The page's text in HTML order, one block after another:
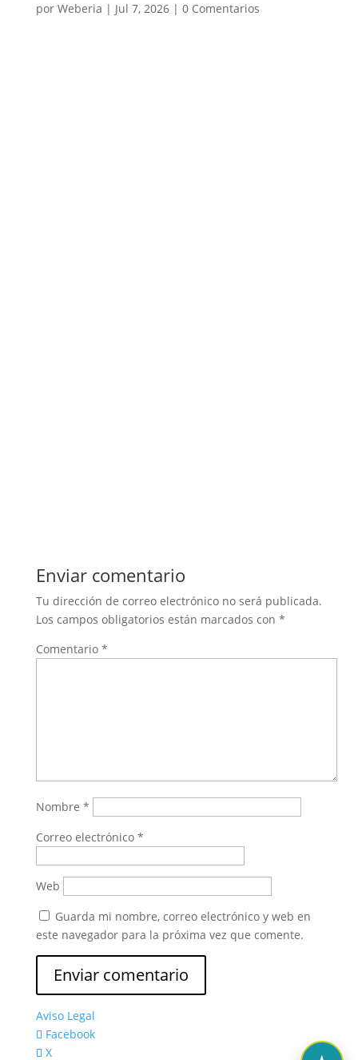
por Weberia | Jul 7, 2026| 0 Comentarios
Enviar comentario
Tu dirección de correo electrónico no será publicada.
Los campos obligatorios están marcados con *
Comentario *
Nombre *
Correo electrónico *
Web
Guarda mi nombre, correo electrónico y web en
este navegador para la próxima vez que comente.
Aviso Legal
Facebook
X